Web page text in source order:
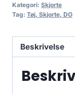
Kategori: Skjorte
Tag: Tøj, Skjorte, DO
Beskrivelse